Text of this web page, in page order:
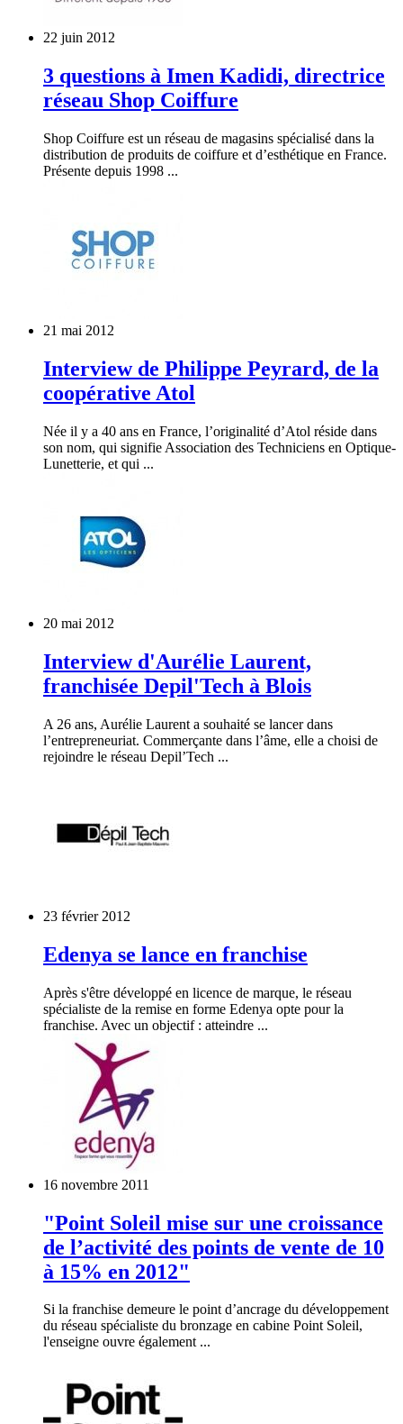
22 juin 2012
3 questions à Imen Kadidi, directrice
réseau Shop Coiffure
Shop Coiffure est un réseau de magasins spécialisé dans la
distribution de produits de coiffure et d’esthétique en France.
Présente depuis 1998 ...
21 mai 2012
Interview de Philippe Peyrard, de la
coopérative Atol
Née il y a 40 ans en France, l’originalité d’Atol réside dans
son nom, qui signifie Association des Techniciens en Optique-
Lunetterie, et qui ...
20 mai 2012
Interview d'Aurélie Laurent,
franchisée Depil'Tech à Blois
A 26 ans, Aurélie Laurent a souhaité se lancer dans
l’entrepreneuriat. Commerçante dans l’âme, elle a choisi de
rejoindre le réseau Depil’Tech ...
23 février 2012
Edenya se lance en franchise
Après s'être développé en licence de marque, le réseau
spécialiste de la remise en forme Edenya opte pour la
franchise. Avec un objectif : atteindre ...
16 novembre 2011
"Point Soleil mise sur une croissance
de l’activité des points de vente de 10
à 15% en 2012"
Si la franchise demeure le point d’ancrage du développement
du réseau spécialiste du bronzage en cabine Point Soleil,
l'enseigne ouvre également ...